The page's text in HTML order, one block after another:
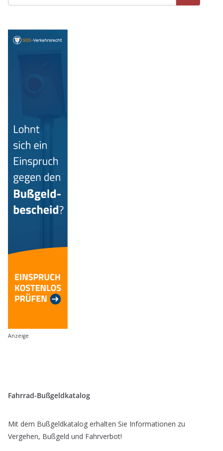
Anzeige
Fahrrad-Bußgeldkatalog
Mit dem Bußgeldkatalog erhalten Sie Informationen zu
Vergehen, Bußgeld und Fahrverbot!